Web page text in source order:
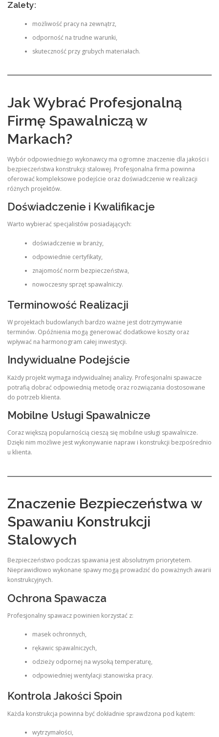
Zalety:
możliwość pracy na zewnątrz,
odporność na trudne warunki,
skuteczność przy grubych materiałach.
Jak Wybrać Profesjonalną
Firmę Spawalniczą w
Markach?
Wybór odpowiedniego wykonawcy ma ogromne znaczenie dla jakości i
bezpieczeństwa konstrukcji stalowej. Profesjonalna firma powinna
oferować kompleksowe podejście oraz doświadczenie w realizacji
różnych projektów.
Doświadczenie i Kwalifikacje
Warto wybierać specjalistów posiadających:
doświadczenie w branży,
odpowiednie certyfikaty,
znajomość norm bezpieczeństwa,
nowoczesny sprzęt spawalniczy.
Terminowość Realizacji
W projektach budowlanych bardzo ważne jest dotrzymywanie
terminów. Opóźnienia mogą generować dodatkowe koszty oraz
wpływać na harmonogram całej inwestycji.
Indywidualne Podejście
Każdy projekt wymaga indywidualnej analizy. Profesjonalni spawacze
potrafią dobrać odpowiednią metodę oraz rozwiązania dostosowane
do potrzeb klienta.
Mobilne Usługi Spawalnicze
Coraz większą popularnością cieszą się mobilne usługi spawalnicze.
Dzięki nim możliwe jest wykonywanie napraw i konstrukcji bezpośrednio
u klienta.
Znaczenie Bezpieczeństwa w
Spawaniu Konstrukcji
Stalowych
Bezpieczeństwo podczas spawania jest absolutnym priorytetem.
Nieprawidłowo wykonane spawy mogą prowadzić do poważnych awarii
konstrukcyjnych.
Ochrona Spawacza
Profesjonalny spawacz powinien korzystać z:
masek ochronnych,
rękawic spawalniczych,
odzieży odpornej na wysoką temperaturę,
odpowiedniej wentylacji stanowiska pracy.
Kontrola Jakości Spoin
Każda konstrukcja powinna być dokładnie sprawdzona pod kątem:
wytrzymałości,